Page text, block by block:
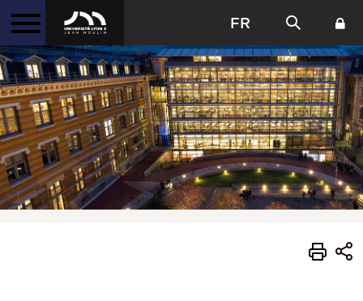
FR